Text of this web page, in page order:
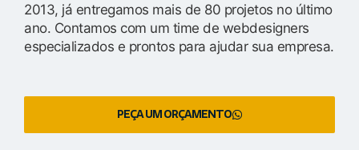
2013, já entregamos mais de 80 projetos no último
ano. Contamos com um time de webdesigners
especializados e prontos para ajudar sua empresa.
PEÇA UM ORÇAMENTO